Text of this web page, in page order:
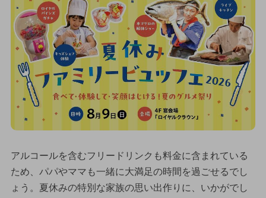
アルコールを含むフリードリンクも料金に含まれている
ため、パパやママも一緒に大満足の時間を過ごせるでし
ょう。夏休みの特別な家族の思い出作りに、いかがでし